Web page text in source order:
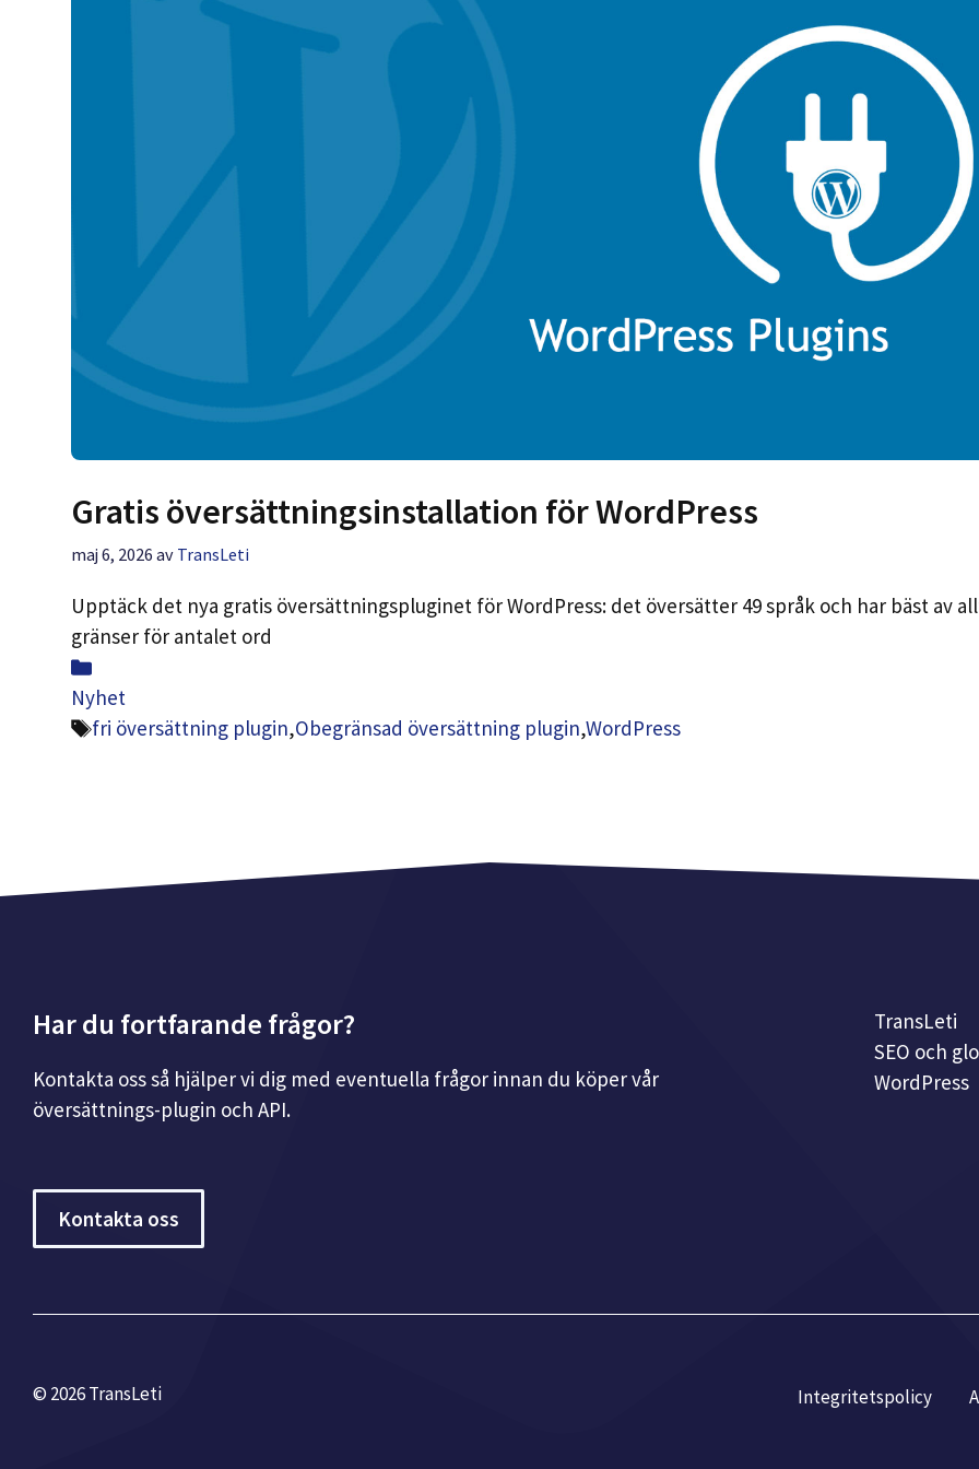
Gratis översättningsinstallation för WordPress
maj 6, 2026 av TransLeti
Upptäck det nya gratis översättningspluginet för WordPress: det översätter 49 språk och har bäst av
gränser för antalet ord
Kategorier
Nyhet
Taggar
fri översättning plugin,Obegränsad översättning plugin,WordPress
Har du fortfarande frågor?
Kontakta oss så hjälper vi dig med eventuella frågor innan du köper vår
översättnings-plugin och API.
Kontakta oss
TransLeti
SEO och
WordPress
© 2026 TransLeti Integritetspolicy